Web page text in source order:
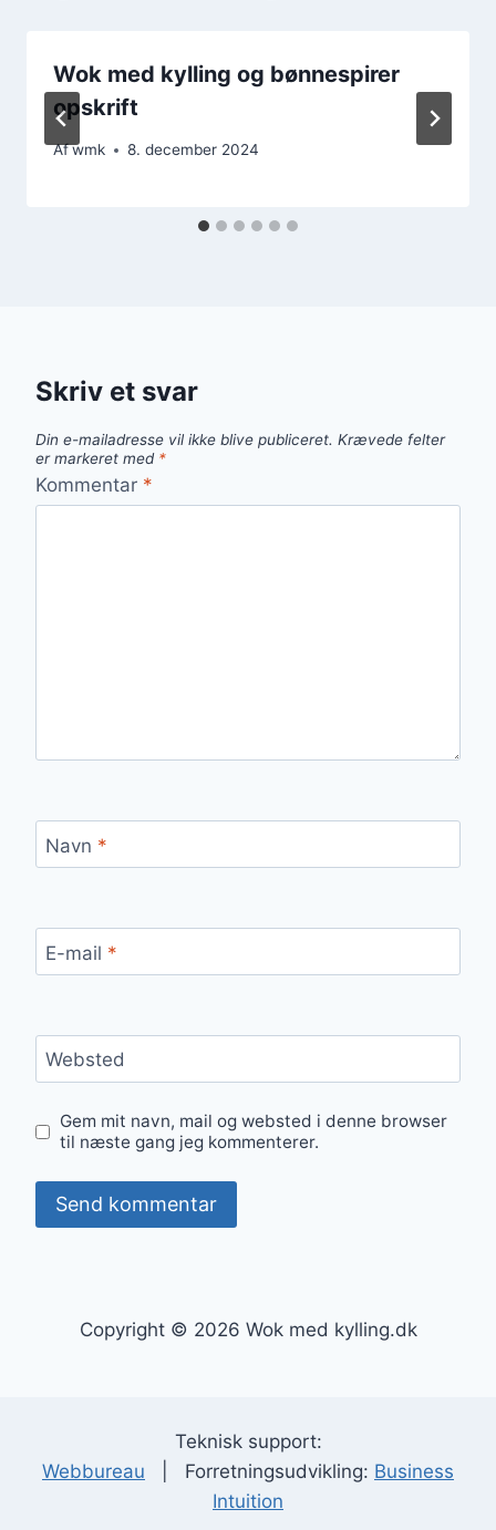
Wok med kylling og bønnespirer
opskrift
Afwmk 8. december 2024
Skriv et svar
Din e-mailadresse vil ikke blive publiceret. Krævede felter
er markeret med *
Kommentar *
Navn *
E-mail *
Websted
Gem mit navn, mail og websted i denne browser
til næste gang jeg kommenterer.
Copyright © 2026 Wok med kylling.dk
Teknisk support:
Webbureau | Forretningsudvikling: Business
Intuition